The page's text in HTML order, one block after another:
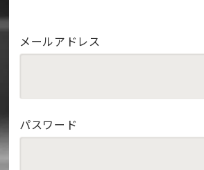
メールアドレス
パスワード